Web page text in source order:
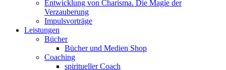
Entwicklung von Charisma. Die Magie der
Verzauberung
Impulsvorträge
Leistungen
Bücher
Bücher und Medien Shop
Coaching
spiritueller Coach